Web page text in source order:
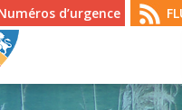
d’urgence